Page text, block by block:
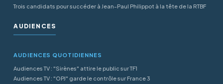
Trois candidats pour succéder à Jean-Paul Philippot à la tête de la RTBF
AUDIENCES
AUDIENCES QUOTIDIENNES
Audiences TV : "Sirènes" attire le public sur TF1
Audiences TV : "OPJ" garde le contrôle sur France 3